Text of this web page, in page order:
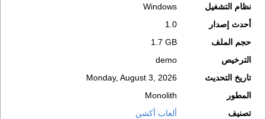
نظام التشغيل
Windows
أحدث إصدار
1.0
حجم الملف
1.7 GB
الترخيص
demo
تاريخ التحديث
Monday, August 3, 2026
المطور
Monolith
تصنيف
ألعاب أكشن